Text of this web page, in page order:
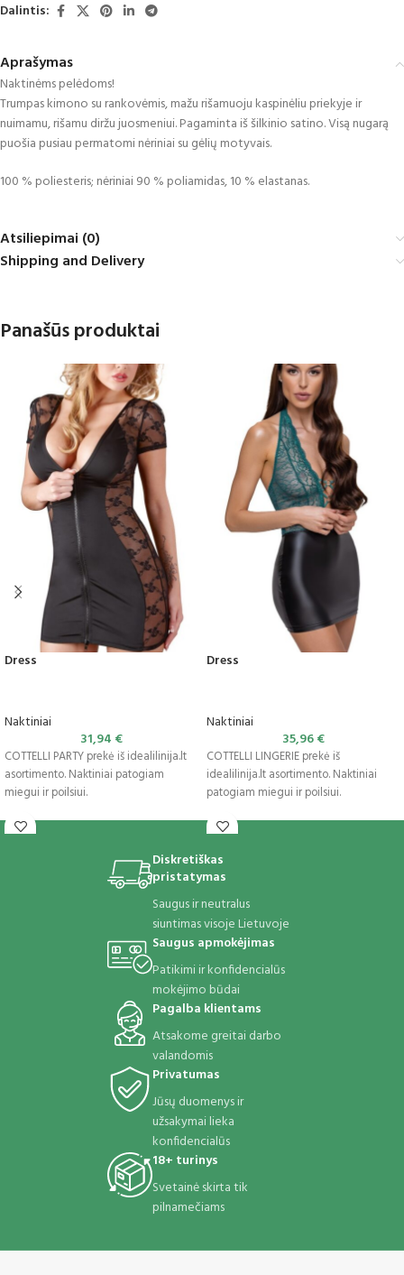
Dalintis:
Aprašymas
Naktinėms pelėdoms!
Trumpas kimono su rankovėmis, mažu rišamuoju kaspinėliu priekyje ir
nuimamu, rišamu diržu juosmeniui. Pagaminta iš šilkinio satino. Visą nugarą
puošia pusiau permatomi nėriniai su gėlių motyvais.
100 % poliesteris; nėriniai 90 % poliamidas, 10 % elastanas.
Atsiliepimai (0)
Shipping and Delivery
Panašūs produktai
Dress
Naktiniai
31,94 €
COTTELLI PARTY prekė iš idealilinija.lt
asortimento. Naktiniai patogiam
miegui ir poilsiui.
Dress
Naktiniai
35,96€
COTTELLI LINGERIE prekė iš
idealilinija.lt asortimento. Naktiniai
patogiam miegui ir poilsiui.
Diskretiškas
pristatymas
Saugus ir neutralus
siuntimas visoje Lietuvoje
Saugus apmokėjimas
Patikimi ir konfidencialūs
mokėjimo būdai
Pagalba klientams
Atsakome greitai darbo
valandomis
Privatumas
Jūsų duomenys ir
užsakymai lieka
konfidencialūs
18+ turinys
Svetainė skirta tik
pilnamečiams